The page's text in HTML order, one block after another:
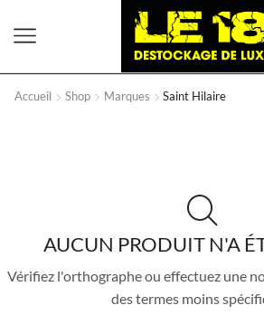
Accueil Shop Marques Saint Hilaire